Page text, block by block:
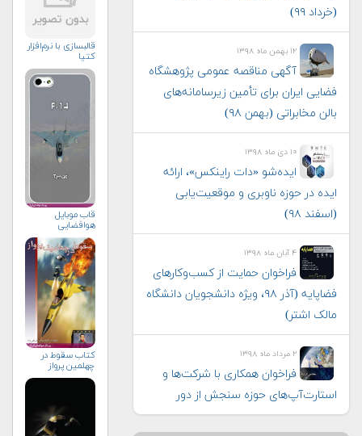
(خرداد ۹۹)
۱۲ بهمن ماه ۱۳۹۸
آگهی مناقصه عمومی پژوهشگاه
فضایی ایران برای تأمین زیرسامانه‌های
بالن مخابراتی (بهمن ۹۸)
۱۰ دی ماه ۱۳۹۸
ایده‌شو «دات راینکس»، ارائه
ایده در حوزه ناوبری و موقعیت‌یابی
(اسفند ۹۸)
۴ آبان ماه ۱۳۹۸
فراخوان حمایت از کسب‌وکارهای
فضاپایه (آذر ۹۸، ویژه دانشجویان دانشگاه
مالک اشتر)
۲ مرداد ماه ۱۳۹۸
فراخوان همکاری با شرکت‌ها و
استارت‌‌آپ‌‌های حوزه سنجش از دور
قالبسازی با نرم‌افزار
کتیا
قاب موبایل
هوافضایی
كتاب سقوط در
چهلمين پرواز